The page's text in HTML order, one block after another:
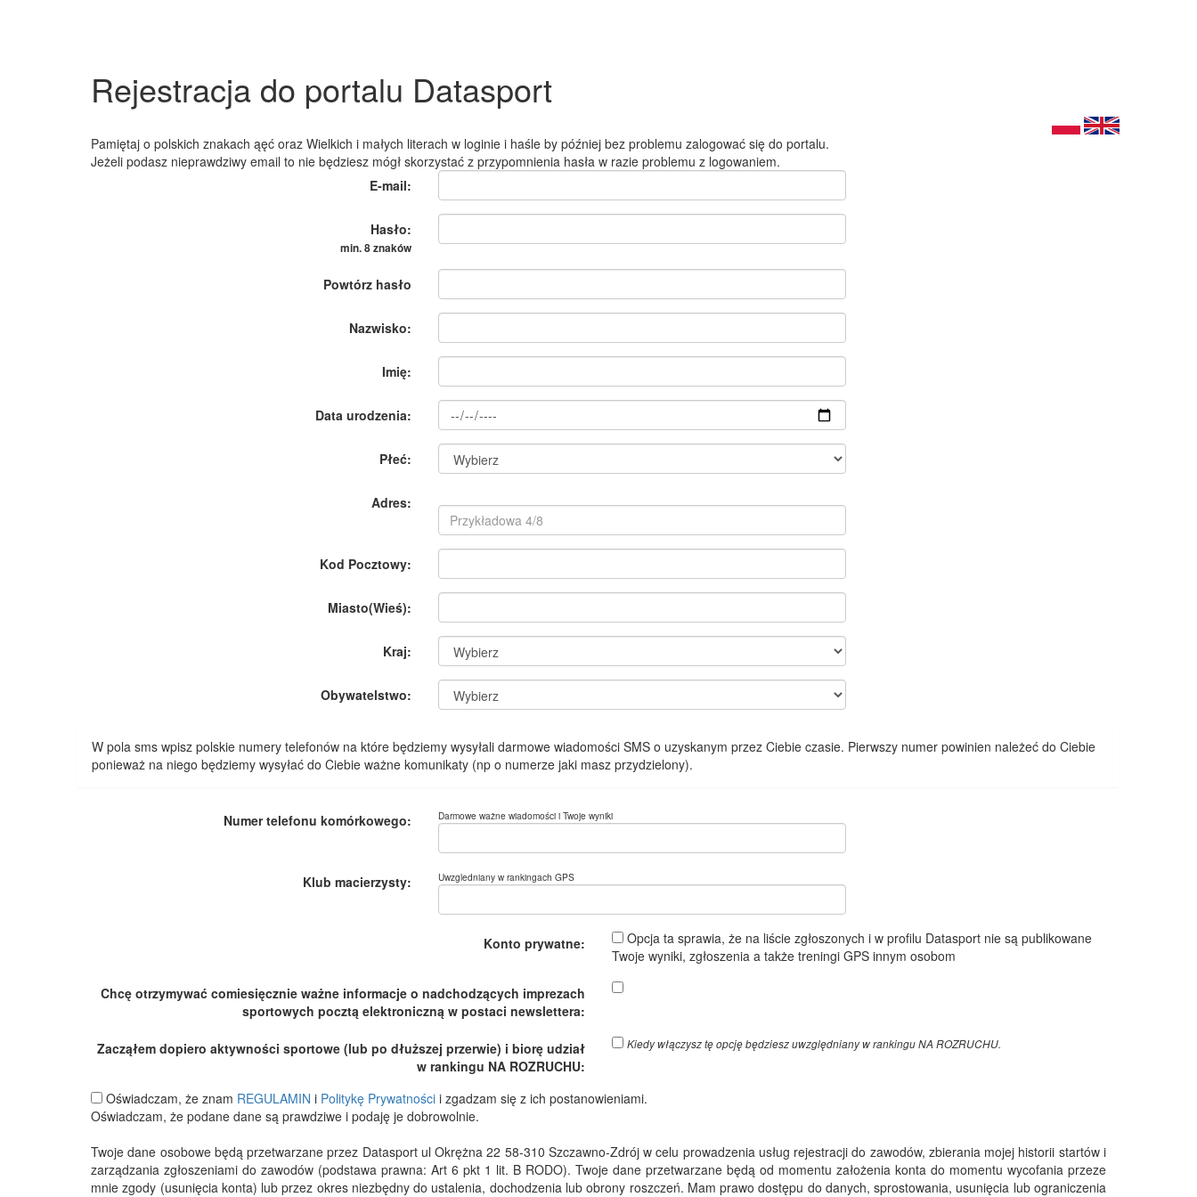
Rejestracja do portalu Datasport
Pamiętaj o polskich znakach ąęć oraz Wielkich i małych literach w loginie i haśle by później bez problemu zalogować się do portalu.
Jeżeli podasz nieprawdziwy email to nie będziesz mógł skorzystać z przypomnienia hasła w razie problemu z logowaniem.
E-mail:
Hasło:
min. 8 znaków
Powtórz hasło
Nazwisko:
Imię:
Data urodzenia:
Płeć:
Adres:
Kod Pocztowy:
Miasto(Wieś):
Kraj:
Obywatelstwo:
W pola sms wpisz polskie numery telefonów na które będziemy wysyłali darmowe wiadomości SMS o uzyskanym przez Ciebie czasie. Pierwszy numer powinien należeć do Ciebie
ponieważ na niego będziemy wysyłać do Ciebie ważne komunikaty (np o numerze jaki masz przydzielony).
Numer telefonu komórkowego: Darmowe ważne wiadomości i Twoje wyniki
Klub macierzysty: Uwzgledniany w rankingach GPS
Konto prywatne:
Opcja ta sprawia, że na liście zgłoszonych i w profilu Datasport nie są publikowane
Twoje wyniki, zgłoszenia a także treningi GPS innym osobom
Chcę otrzymywać comiesięcznie ważne informacje o nadchodzących imprezach
sportowych pocztą elektroniczną w postaci newslettera:
Zacząłem dopiero aktywności sportowe (lub po dłuższej przerwie) i biorę udział
w rankingu NA ROZRUCHU:
Kiedy włączysz tę opcję będziesz uwzględniany w rankingu NA ROZRUCHU.
Oświadczam, że znam REGULAMIN i Politykę Prywatności i zgadzam się z ich postanowieniami.
Oświadczam, że podane dane są prawdziwe i podaję je dobrowolnie.
Twoje dane osobowe będą przetwarzane przez Datasport ul Okrężna 22 58-310 Szczawno-Zdrój w celu prowadzenia usług rejestracji do zawodów, zbierania mojej historii startów i
zarządzania zgłoszeniami do zawodów (podstawa prawna: Art 6 pkt 1 lit. B RODO). Twoje dane przetwarzane będą od momentu założenia konta do momentu wycofania przeze
mnie zgody (usunięcia konta) lub przez okres niezbędny do ustalenia, dochodzenia lub obrony roszczeń. Mam prawo dostępu do danych, sprostowania, usunięcia lub ograniczenia